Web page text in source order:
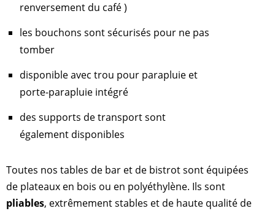
renversement du café )
les bouchons sont sécurisés pour ne pas
tomber
disponible avec trou pour parapluie et
porte-parapluie intégré
des supports de transport sont
également disponibles
Toutes nos tables de bar et de bistrot sont équipées
de plateaux en bois ou en polyéthylène. Ils sont
pliables, extrêmement stables et de haute qualité de